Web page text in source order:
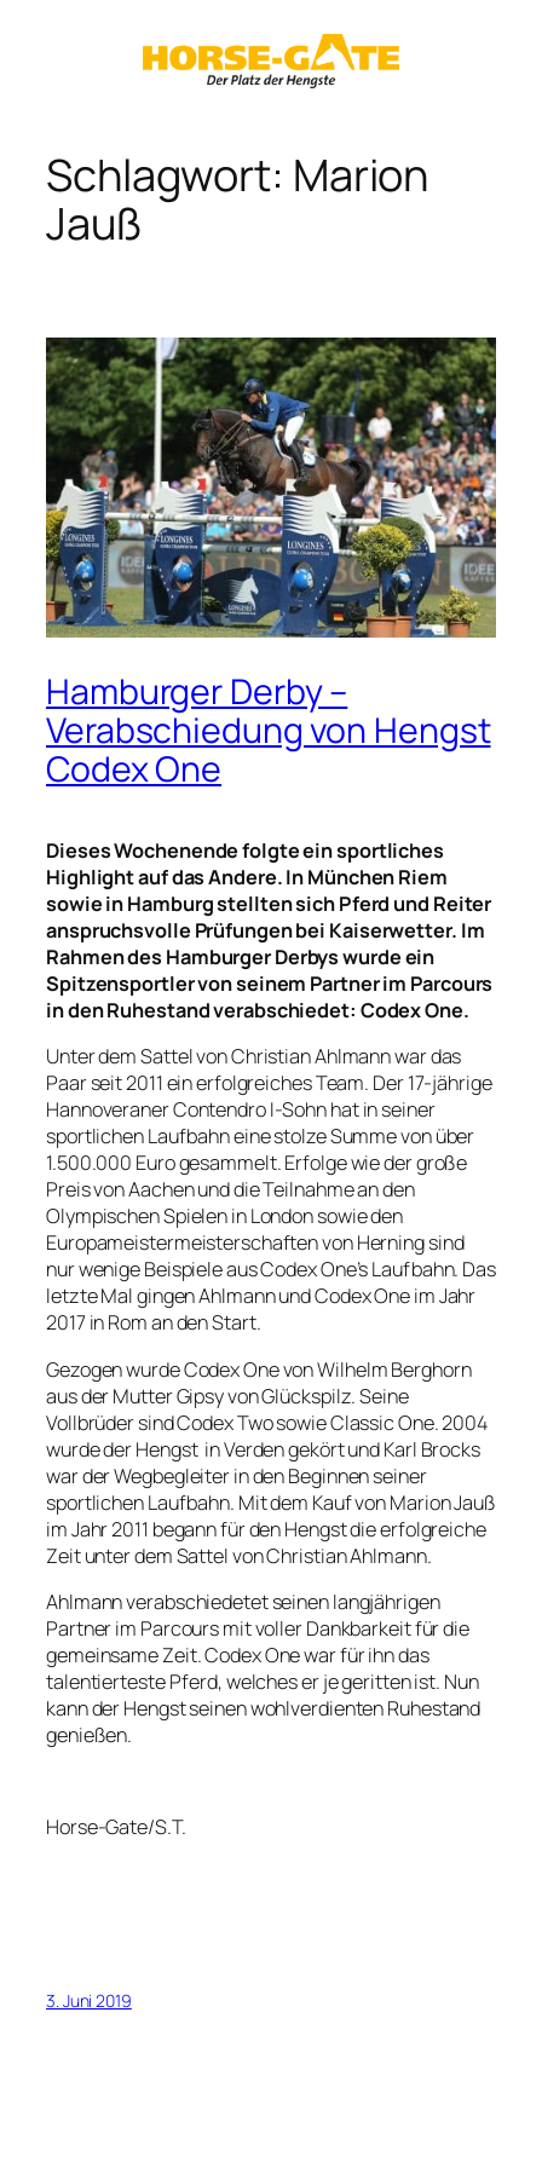
Schlagwort: Marion
Jauß
Hamburger Derby –
Verabschiedung von Hengst
Codex One
Dieses Wochenende folgte ein sportliches
Highlight auf das Andere. In München Riem
sowie in Hamburg stellten sich Pferd und Reiter
anspruchsvolle Prüfungen bei Kaiserwetter. Im
Rahmen des Hamburger Derbys wurde ein
Spitzensportler von seinem Partner im Parcours
in den Ruhestand verabschiedet: Codex One.
Unter dem Sattel von Christian Ahlmann war das
Paar seit 2011 ein erfolgreiches Team. Der 17-jährige
Hannoveraner Contendro I-Sohn hat in seiner
sportlichen Laufbahn eine stolze Summe von über
1.500.000 Euro gesammelt. Erfolge wie der große
Preis von Aachen und die Teilnahme an den
Olympischen Spielen in London sowie den
Europameistermeisterschaften von Herning sind
nur wenige Beispiele aus Codex One’s Laufbahn. Das
letzte Mal gingen Ahlmann und Codex One im Jahr
2017 in Rom an den Start.
Gezogen wurde Codex One von Wilhelm Berghorn
aus der Mutter Gipsy von Glückspilz. Seine
Vollbrüder sind Codex Two sowie Classic One. 2004
wurde der Hengst in Verden gekört und Karl Brocks
war der Wegbegleiter in den Beginnen seiner
sportlichen Laufbahn. Mit dem Kauf von Marion Jauß
im Jahr 2011 begann für den Hengst die erfolgreiche
Zeit unter dem Sattel von Christian Ahlmann.
Ahlmann verabschiedetet seinen langjährigen
Partner im Parcours mit voller Dankbarkeit für die
gemeinsame Zeit. Codex One war für ihn das
talentierteste Pferd, welches er je geritten ist. Nun
kann der Hengst seinen wohlverdienten Ruhestand
genießen.
Horse-Gate/S.T.
3. Juni 2019